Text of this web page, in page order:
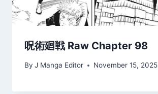
呪術廻戦 Raw Chapter 98
By J Manga Editor November 15, 2025